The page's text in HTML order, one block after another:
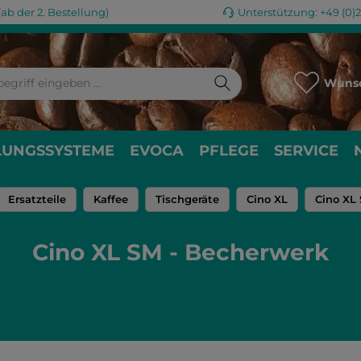
der 2. Bestellung) Unterstützung: +49
EVOCA PFLEGE SERVICE
Ersatzteile Kaffee Tischgeräte Cino XL Cino XL
Cino XL SM - Becherwerk